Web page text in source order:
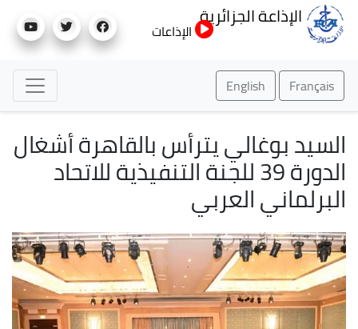
إلى
الإذاعة الجزائرية
الإذاعات
Français
English
السيد بوغالي يترأس بالقاهرة أشغال
الدورة 39 للجنة التنفيذية للاتحاد
البرلماني العربي